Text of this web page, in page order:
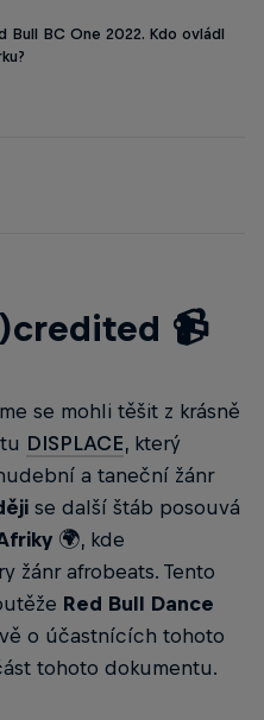
Bull BC One 2022. Kdo ovládl
📹
se mohli těšit z krásně
DISPLACE, který
a taneční žánr
se další štáb posouvá
🌍, kde
žánr afrobeats. Tento
Red Bull Dance
o účastnících tohoto
tohoto dokumentu.